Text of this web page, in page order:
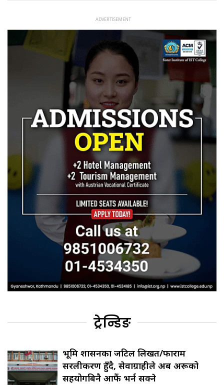
ट्रेन्डिङ
भूमि प्रशासनका जटिल लिखत/फाराम
सरलीकरण हुँदै, सेवाग्राहीले अब अरूको
सहयोगबिनै आफैं भर्न सक्ने